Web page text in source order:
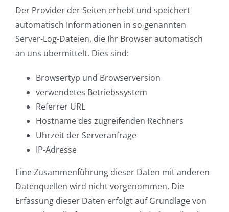
Der Provider der Seiten erhebt und speichert
automatisch Informationen in so genannten
Server-Log-Dateien, die Ihr Browser automatisch
an uns übermittelt. Dies sind:
Browsertyp und Browserversion
verwendetes Betriebssystem
Referrer URL
Hostname des zugreifenden Rechners
Uhrzeit der Serveranfrage
IP-Adresse
Eine Zusammenführung dieser Daten mit anderen
Datenquellen wird nicht vorgenommen. Die
Erfassung dieser Daten erfolgt auf Grundlage von